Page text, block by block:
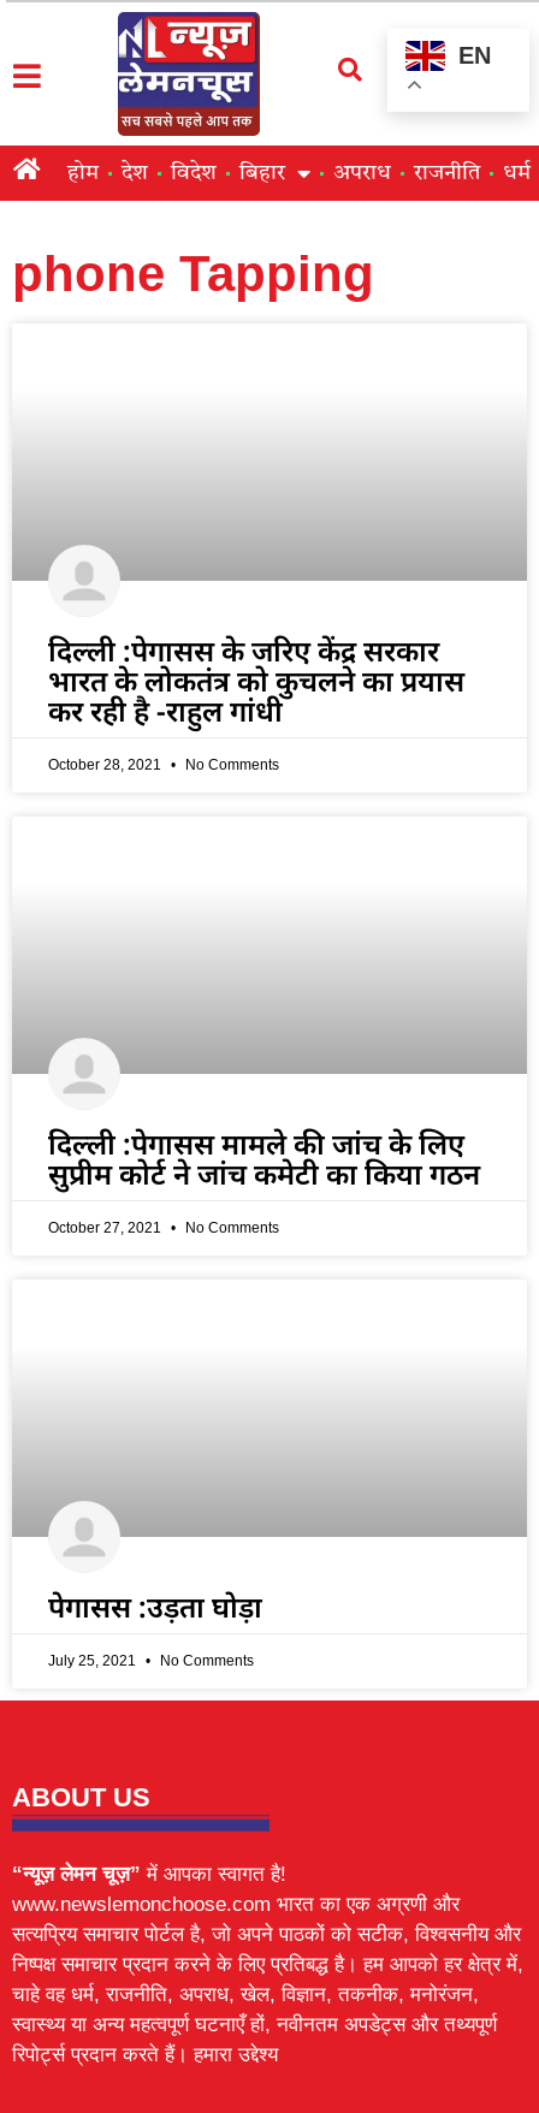
EN
होम देश विदेश बिहार अपराध राजनीति धर्म
phone Tapping
दिल्ली :पेगासस के जरिए केंद्र सरकार
भारत के लोकतंत्र को कुचलने का प्रयास
कर रही है -राहुल गांधी
October 28, 2021 No Comments
दिल्ली :पेगासस मामले की जांच के लिए
सुप्रीम कोर्ट ने जांच कमेटी का किया गठन
October 27, 2021 No Comments
पेगासस :उड़ता घोड़ा
July 25, 2021 No Comments
ABOUT US
“न्यूज़ लेमन चूज़” में आपका स्वागत है!
www.newslemonchoose.com भारत का एक अग्रणी और
सत्यप्रिय समाचार पोर्टल है, जो अपने पाठकों को सटीक, विश्वसनीय और
निष्पक्ष समाचार प्रदान करने के लिए प्रतिबद्ध है। हम आपको हर क्षेत्र में,
चाहे वह धर्म, राजनीति, अपराध, खेल, विज्ञान, तकनीक, मनोरंजन,
स्वास्थ्य या अन्य महत्वपूर्ण घटनाएँ हों, नवीनतम अपडेट्स और तथ्यपूर्ण
रिपोर्ट्स प्रदान करते हैं। हमारा उद्देश्य